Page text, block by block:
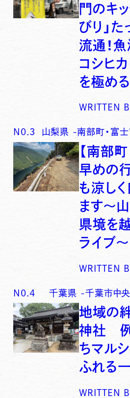
門のキ
びり」た
流通！
コシヒ
を極める
WRITTEN
N0. 3 山梨県 -南部町・富
【南部
早めの
も涼し
ます〜
県境を
ライブ〜
WRITTEN
N0. 4 千葉県 -千葉市中
地域の
神社 例
ちマル
ふれる
WRITTEN